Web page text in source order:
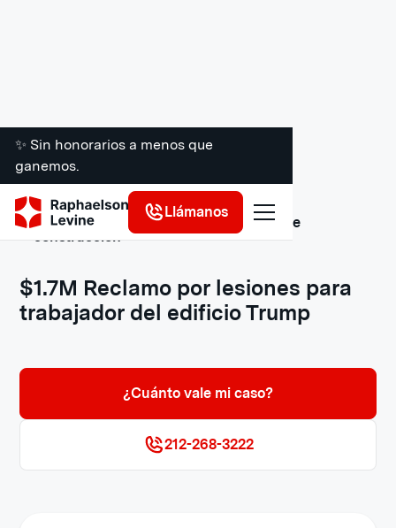
✨ Sin honorarios a menos que
ganemos.
Llámanos
Acuerdos y veredictos de accidentes de
construcción
$1.7M Reclamo por lesiones para
trabajador del edificio Trump
¿Cuánto vale mi caso?
212-268-3222